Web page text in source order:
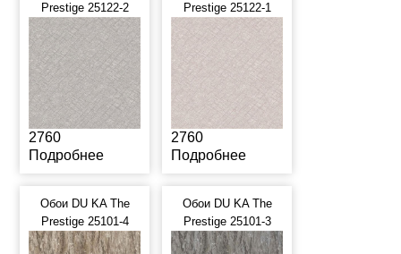
Prestige 25122-2
2760
Подробнее
Prestige 25122-1
2760
Подробнее
Обои DU KA The
Prestige 25101-4
Обои DU KA The
Prestige 25101-3